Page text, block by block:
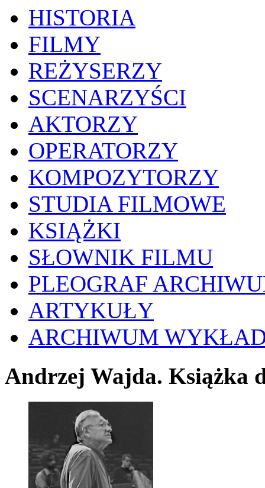
HISTORIA
FILMY
REŻYSERZY
SCENARZYŚCI
AKTORZY
OPERATORZY
KOMPOZYTORZY
STUDIA FILMOWE
KSIĄŻKI
SŁOWNIK FILMU
PLEOGRAF
ARTYKUŁY
ARCHIWUM
Andrzej Wajda. Książka